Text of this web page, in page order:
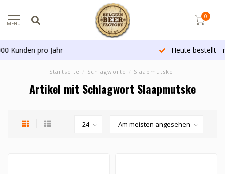
MENU
0
Heute bestellt - morgen versandt (Belgien)*
Startseite / Schlagworte / Slaapmutske
Artikel mit Schlagwort Slaapmutske